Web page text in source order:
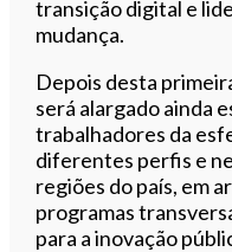
transição digital e
mudança.
Depois desta
será alargado ainda
trabalhadores da
diferentes perfis e
regiões do país, em
programas
para a inovação